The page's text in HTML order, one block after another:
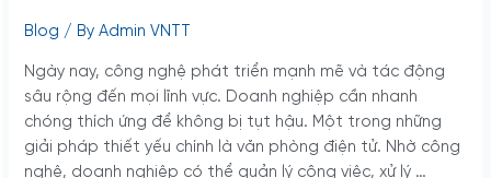
Blog / ByAdmin VNTT
Ngày nay, công nghệ phát triển mạnh mẽ và tác động
sâu rộng đến mọi lĩnh vực. Doanh nghiệp cần nhanh
chóng thích ứng để không bị tụt hậu. Một trong những
giải pháp thiết yếu chính là văn phòng điện tử. Nhờ công
nghệ, doanh nghiệp có thể quản lý công việc, xử lý …